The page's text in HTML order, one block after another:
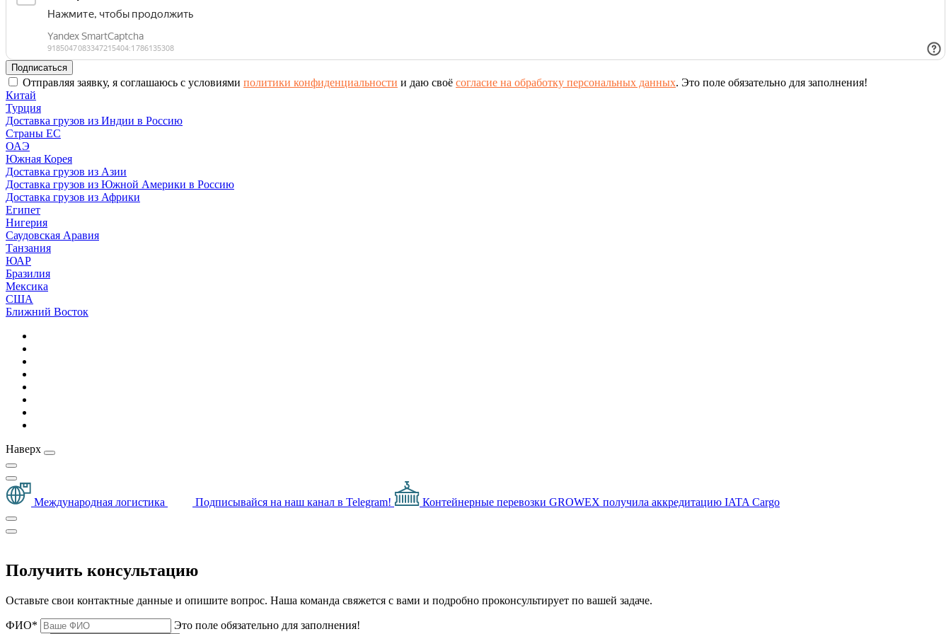
Отправляя заявку, я соглашаюсь с условиями политики конфиденциальности и даю своё согласие на обработку персональных данных. Это поле обязательно для заполнения!
Китай
Турция
Доставка грузов из Индии в Россию
Страны ЕС
ОАЭ
Южная Корея
Доставка грузов из Азии
Доставка грузов из Южной Америки в Россию
Доставка грузов из Африки
Египет
Нигерия
Саудовская Аравия
Танзания
ЮАР
Бразилия
Мексика
США
Ближний Восток
Наверх
Международная логистика Подписывайся на наш канал в Telegram! Контейнерные перевозки GROWEX получила аккредитацию IATA Cargo
Получить консультацию
Оставьте свои контактные данные и опишите вопрос. Наша команда свяжется с вами и подробно проконсультирует по вашей задаче.
ФИО*
Это поле обязательно для заполнения!